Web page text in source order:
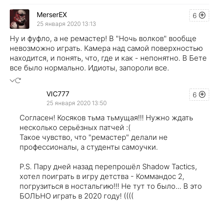
6
MerserEX
25 января 2020 13:13
Ну и фуфло, а не ремастер! В "Ночь волков" вообще
невозможно играть. Камера над самой поверхностью
находится, и понять, что, где и как - непонятно. В Бете
все было нормально. Идиоты, запороли все.
6
VIC777
25 января 2020 13:50
Согласен! Косяков тьма тьмущая!!! Нужно ждать
несколько серьёзных патчей :(
Такое чувство, что "ремастер" делали не
профессионалы, а студенты самоучки.
P.S. Пару дней назад перепрошёл Shadow Tactics,
хотел поиграть в игру детства - Коммандос 2,
погрузиться в ностальгию!!! Не тут то было... В это
БОЛЬНО играть в 2020 году! ((((